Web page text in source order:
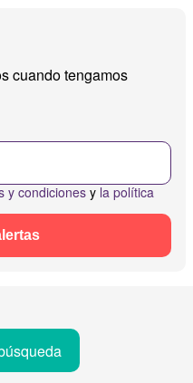
cuando tengamos
y condiciones y la política